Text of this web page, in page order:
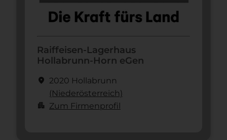
Raiffeisen-Lagerhaus
Hollabrunn-Horn eGen
location_on 2020 Hollabrunn
(Nieder­österreich)
apartment Zum Firmenprofil